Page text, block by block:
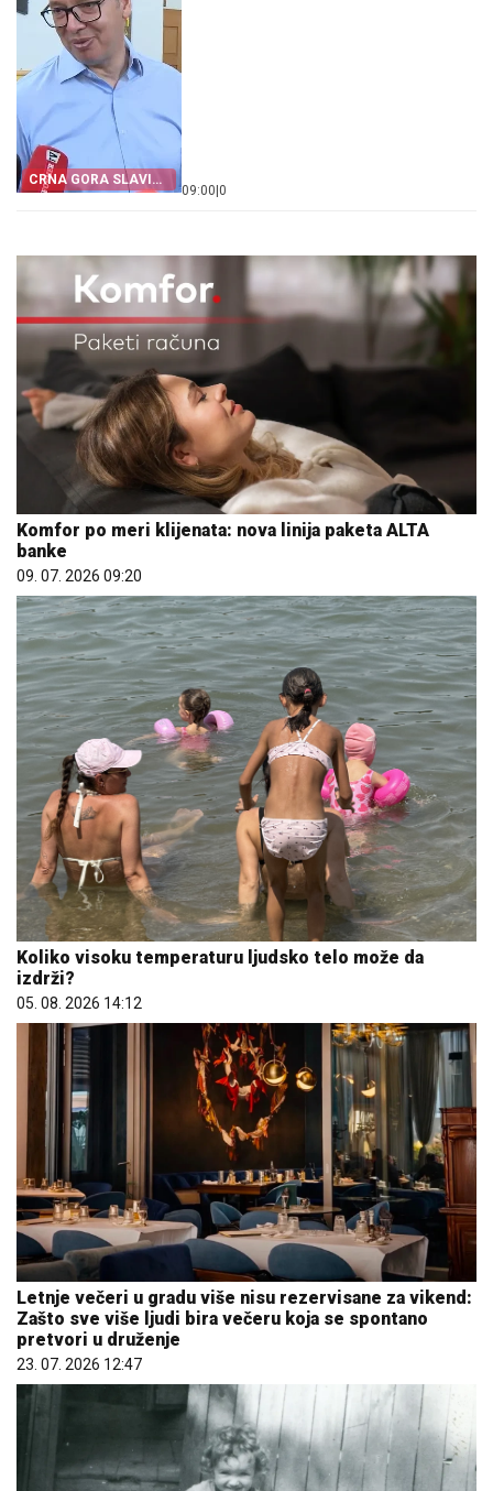
CRNA GORA SLAVI
„OLUJU”
09:00 0
Komfor po meri klijenata: nova linija paketa ALTA
banke
09. 07. 2026 09:20
Koliko visoku temperaturu ljudsko telo može da
izdrži?
05. 08. 2026 14:12
Letnje večeri u gradu više nisu rezervisane za vikend:
Zašto sve više ljudi bira večeru koja se spontano
pretvori u druženje
23. 07. 2026 12:47